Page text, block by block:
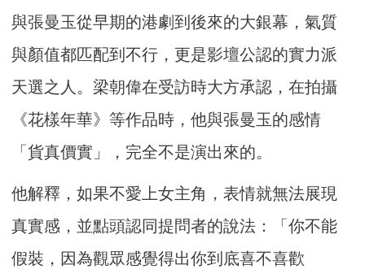
與張曼玉從早期的港劇到後來的大銀幕，氣質
與顏值都匹配到不行，更是影壇公認的實力派
天選之人。梁朝偉在受訪時大方承認，在拍攝
《花樣年華》等作品時，他與張曼玉的感情
「貨真價實」，完全不是演出來的。
他解釋，如果不愛上女主角，表情就無法展現
真實感，並點頭認同提問者的說法：「你不能
假裝，因為觀眾感覺得出你到底喜不喜歡